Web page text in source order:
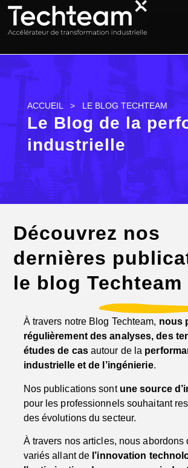
ACCUEIL > LE BLOG TECHTEAM
Le Blog de la
industrielle
Découvrez nos
dernières
le blog Techteam
À travers notre Blog Techteam, nous
régulièrement des analyses, des
études de casautour de la
industrielle et de l’ingénierie.
Nos publications sont une source
pour les professionnels souhaitant
des évolutions du secteur.
À travers nos articles, nous abordons
variés allant de l’innovation